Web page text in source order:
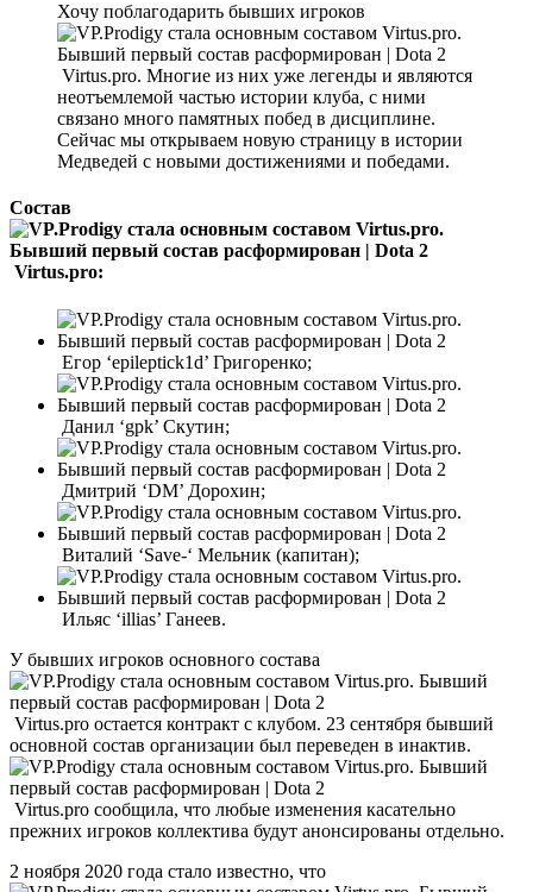
Хочу поблагодарить бывших игроков
Virtus.pro. Многие из них уже легенды и являются
неотъемлемой частью истории клуба, с ними
связано много памятных побед в дисциплине.
Сейчас мы открываем новую страницу в истории
Медведей с новыми достижениями и победами.
Состав
Virtus.pro:
Егор ‘epileptick1d’ Григоренко;
Данил ‘gpk’ Скутин;
Дмитрий ‘DM’ Дорохин;
Виталий ‘Save-‘ Мельник (капитан);
Ильяс ‘illias’ Ганеев.
У бывших игроков основного состава
Virtus.pro остается контракт с клубом. 23 сентября бывший
основной состав организации был переведен в инактив.
Virtus.pro сообщила, что любые изменения касательно
прежних игроков коллектива будут анонсированы отдельно.
2 ноября 2020 года стало известно, что